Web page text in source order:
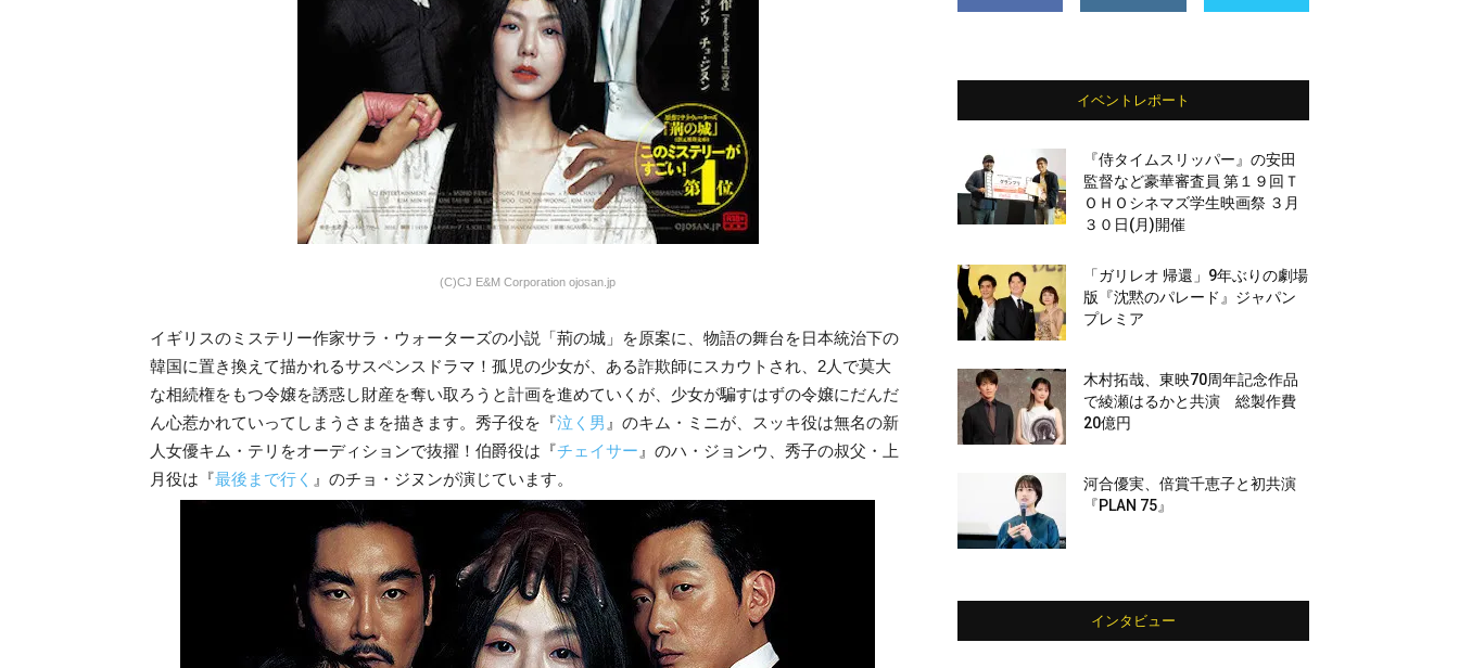
(C)CJ E&M Corporation ojosan.jp
イギリスのミステリー作家サラ・ウォーターズの小説「荊の城」を原案に、物語の舞台を日本統治下の
韓国に置き換えて描かれるサスペンスドラマ！孤児の少女が、ある詐欺師にスカウトされ、2人で莫大
な相続権をもつ令嬢を誘惑し財産を奪い取ろうと計画を進めていくが、少女が騙すはずの令嬢にだんだ
ん心惹かれていってしまうさまを描きます。秀子役を『泣く男 』のキム・ミニが、スッキ役は無名の新
人女優キム・テリをオーディションで抜擢！伯爵役は『チェイサー 』のハ・ジョンウ、秀子の叔父・上
月役は『最後まで行く 』のチョ・ジヌンが演じています。
イベントレポート
『侍タイムスリッパー』の安田
監督など豪華審査員 第１９回Ｔ
ＯＨＯシネマズ学生映画祭 ３月
３０日(月)開催
「ガリレオ 帰還」9年ぶりの劇場
版『沈黙のパレード』ジャパン
プレミア
木村拓哉、東映70周年記念作品
で綾瀬はるかと共演 総製作費
20億円
河合優実、倍賞千恵子と初共演
『PLAN 75』
インタビュー